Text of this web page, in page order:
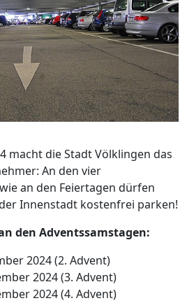
macht die Stadt Völklingen das
An den vier
an den Feiertagen dürfen
Innenstadt kostenfrei parken!
den Adventssamstagen:
2024 (2. Advent)
2024 (3. Advent)
2024 (4. Advent)